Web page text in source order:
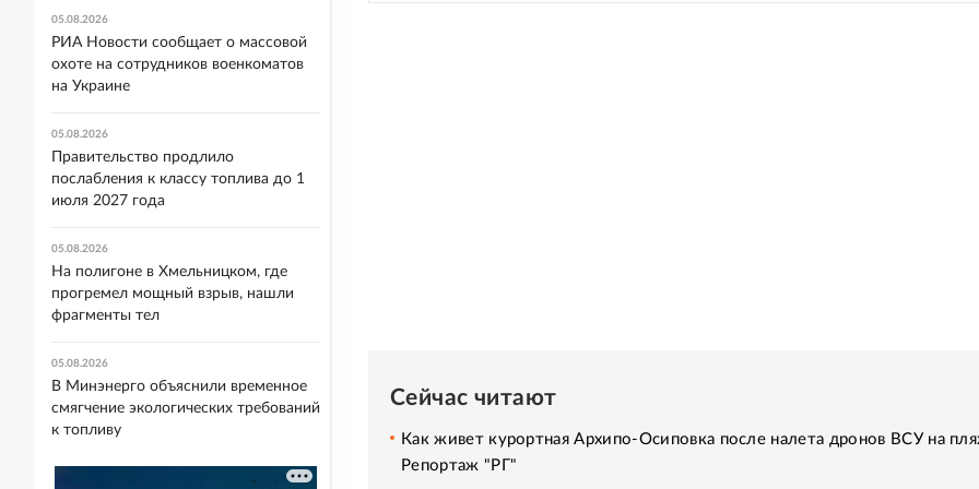
Сейчас читают
Как живет курортная Архипо-Осиповка после налета дронов ВСУ на
Репортаж "РГ"
05.08.2026
РИА Новости сообщает о массовой
охоте на сотрудников военкоматов
на Украине
05.08.2026
Правительство продлило
послабления к классу топлива до 1
июля 2027 года
05.08.2026
На полигоне в Хмельницком, где
прогремел мощный взрыв, нашли
фрагменты тел
05.08.2026
В Минэнерго объяснили временное
смягчение экологических требований
к топливу